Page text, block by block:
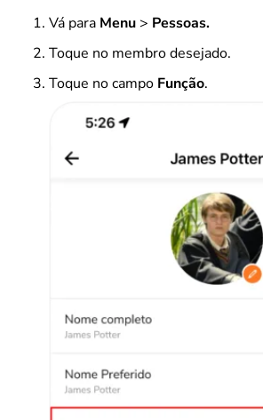
Vá para Menu > Pessoas.
Toque no membro desejado.
Toque no campo Função.